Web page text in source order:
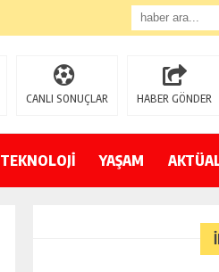
CANLI SONUÇLAR HABER GÖNDER
TEKNOLOJİ YAŞAM